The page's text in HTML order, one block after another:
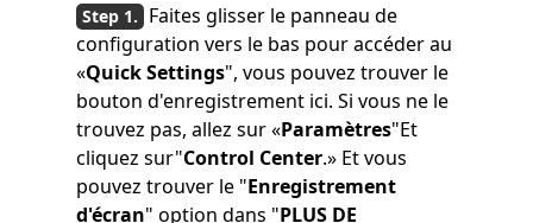
Faites glisser le panneau de
configuration vers le bas pour accéder au
«Quick Settings", vous pouvez trouver le
bouton d'enregistrement ici. Si vous ne le
trouvez pas, allez sur «Paramètres"Et
cliquez sur"Control Center.» Et vous
pouvez trouver le "Enregistrement
d'écran" option dans "PLUS DE